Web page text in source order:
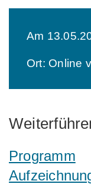
Am
Ort: Online
Programm